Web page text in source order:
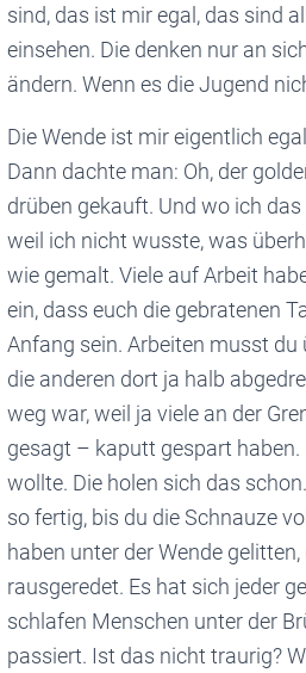
sind, das ist mir egal, das sind
einsehen. Die denken nur an
ändern. Wenn es die Jugend
Die Wende ist mir eigentlich
Dann dachte man: Oh, der
drüben gekauft. Und wo ich
weil ich nicht wusste, was
wie gemalt. Viele auf Arbeit
ein, dass euch die gebratenen
Anfang sein. Arbeiten musst du
die anderen dort ja halb
weg war, weil ja viele an der
gesagt – kaputt gespart
wollte. Die holen sich das
so fertig, bis du die Schnauze
haben unter der Wende
rausgeredet. Es hat sich jeder
schlafen Menschen unter der
passiert. Ist das nicht traurig?